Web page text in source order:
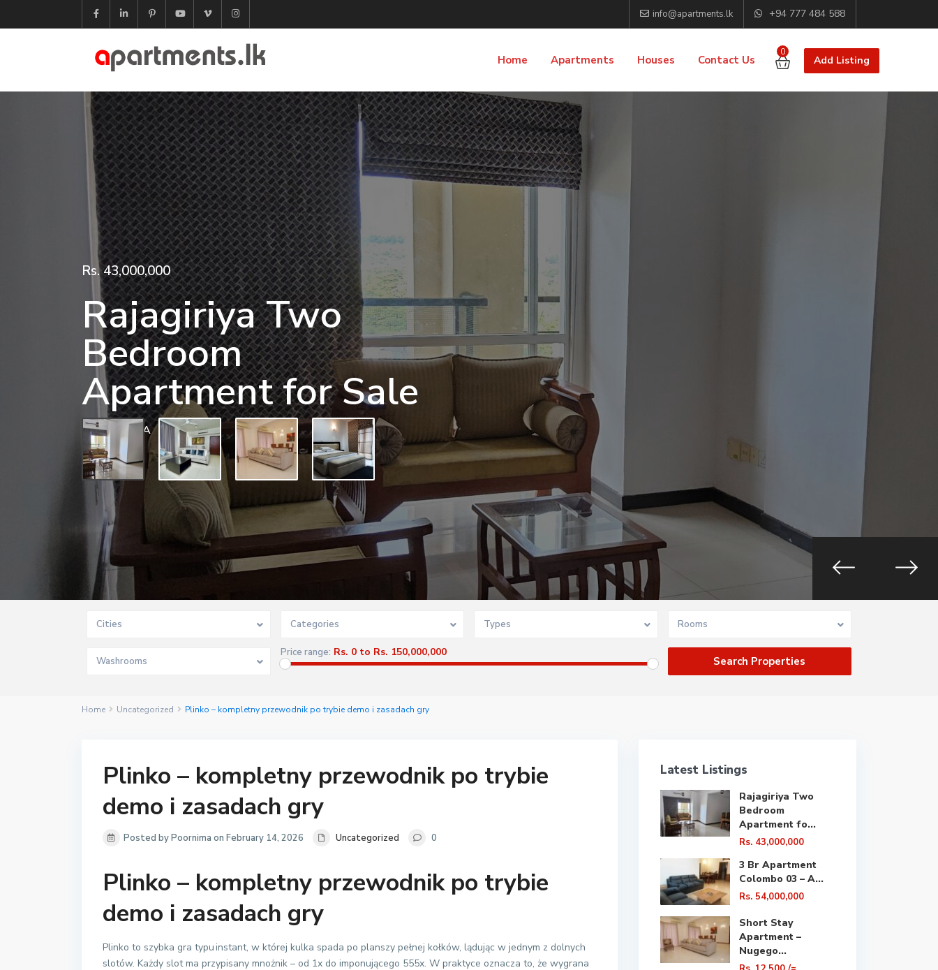
info@apartments.lk +94 777 484 588
0
Add Listing
Home Apartments Houses Contact Us
Rs. 43,000,000
Rajagiriya Two
Bedroom
Apartment for Sale
0 BD 0 BA
Cities Categories Types Rooms
Washrooms
Price range: Rs. 0 to Rs. 150,000,000
Home Uncategorized Plinko – kompletny przewodnik po trybie demo i zasadach gry
Plinko – kompletny przewodnik po trybie
demo i zasadach gry
Posted by Poornima on February 14, 2026 Uncategorized 0
Plinko – kompletny przewodnik po trybie
demo i zasadach gry
Plinko to szybka gra typu instant, w której kulka spada po planszy pełnej kołków, lądując w jednym z dolnych
slotów. Każdy slot ma przypisany mnożnik – od 1x do imponującego 555x. W praktyce oznacza to, że wygrana
Latest Listings
Rajagiriya Two
Bedroom
Apartment fo...
Rs. 43,000,000
3 Br Apartment
Colombo 03 – A...
Rs. 54,000,000
Short Stay
Apartment –
Nugego...